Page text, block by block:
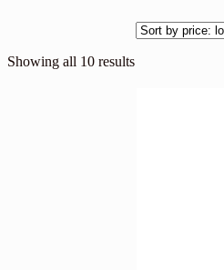
Showing all 10 results